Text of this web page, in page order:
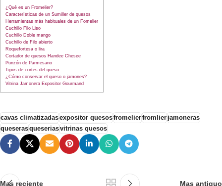
¿Qué es un Fromelier?
Características de un Sumiller de quesos
Herramientas más habituales de un Fomelier
Cuchillo Filo Liso
Cuchillo Doble mango
Cuchillo de Filo abierto
Roquefortesa o lira
Cortador de quesos Handee Chesee
Punzón de Parmesano
Tipos de cortes del queso
¿Cómo conservar el queso o jamones?
Vitrina Jamonera Expositor Gourmand
cavas climatizadasexpositor quesosfromelierfromlierjamoneras
queserasqueseriasvitrinas quesos
Mas reciente Mas antiguo